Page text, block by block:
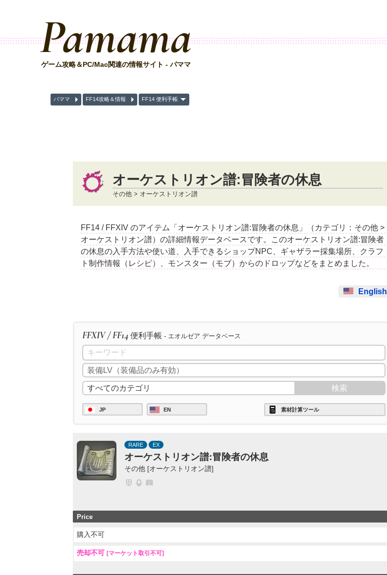
Pamama
ゲーム攻略＆PC/Mac関連の情報サイト - パママ
パママ FF14攻略＆情報 FF14 便利手帳
オーケストリオン譜:冒険者の休息
その他 > オーケストリオン譜
FF14 / FFXIV のアイテム「オーケストリオン譜:冒険者の休息」（カテゴリ：その他 >
オーケストリオン譜）の詳細情報データベースです。このオーケストリオン譜:冒険者
の休息の入手方法や使い道、入手できるショップNPC、ギャザラー採集場所、クラフ
ト制作情報（レシピ）、モンスター（モブ）からのドロップなどをまとめました。
English
FFXIV / FF14 便利手帳 - エオルゼア データベース
JP EN 素材計算ツール
RARE EX
オーケストリオン譜:冒険者の休息
その他 [オーケストリオン譜]
Price
購入不可
売却不可 [マーケット取引不可]